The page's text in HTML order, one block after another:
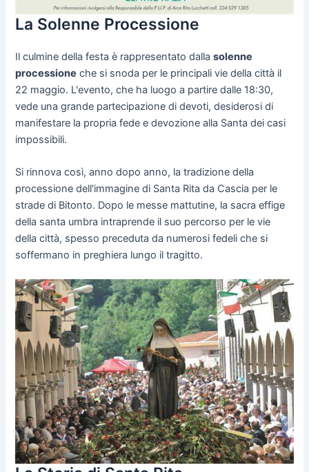
La Solenne Processione
Il culmine della festa è rappresentato dallasolenne
processione che si snoda per le principali vie della città il
22 maggio. L'evento, che ha luogo a partire dalle 18:30,
vede una grande partecipazione di devoti, desiderosi di
manifestare la propria fede e devozione alla Santa dei casi
impossibili.
Si rinnova così, anno dopo anno, la tradizione della
processione dell'immagine di Santa Rita da Cascia per le
strade di Bitonto. Dopo le messe mattutine, la sacra effige
della santa umbra intraprende il suo percorso per le vie
della città, spesso preceduta da numerosi fedeli che si
soffermano in preghiera lungo il tragitto.